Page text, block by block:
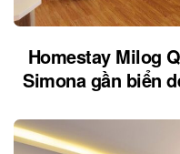
Homestay Milog
Simona gần biển